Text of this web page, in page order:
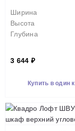
Ширина
Высота
Глубина
3 644 ₽
Купить в один